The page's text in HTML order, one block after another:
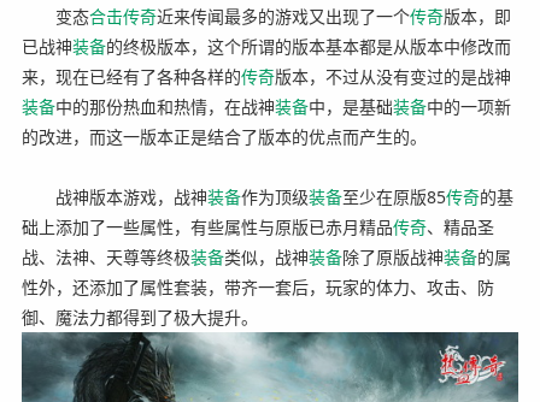
变态合击传奇近来传闻最多的游戏又出现了一个传奇版本，即
已战神装备的终极版本，这个所谓的版本基本都是从版本中修改而
来，现在已经有了各种各样的传奇版本，不过从没有变过的是战神
装备中的那份热血和热情，在战神装备中，是基础装备中的一项新
的改进，而这一版本正是结合了版本的优点而产生的。
战神版本游戏，战神装备作为顶级装备至少在原版85传奇的基
础上添加了一些属性，有些属性与原版已赤月精品传奇、精品圣
战、法神、天尊等终极装备类似，战神装备除了原版战神装备的属
性外，还添加了属性套装，带齐一套后，玩家的体力、攻击、防
御、魔法力都得到了极大提升。